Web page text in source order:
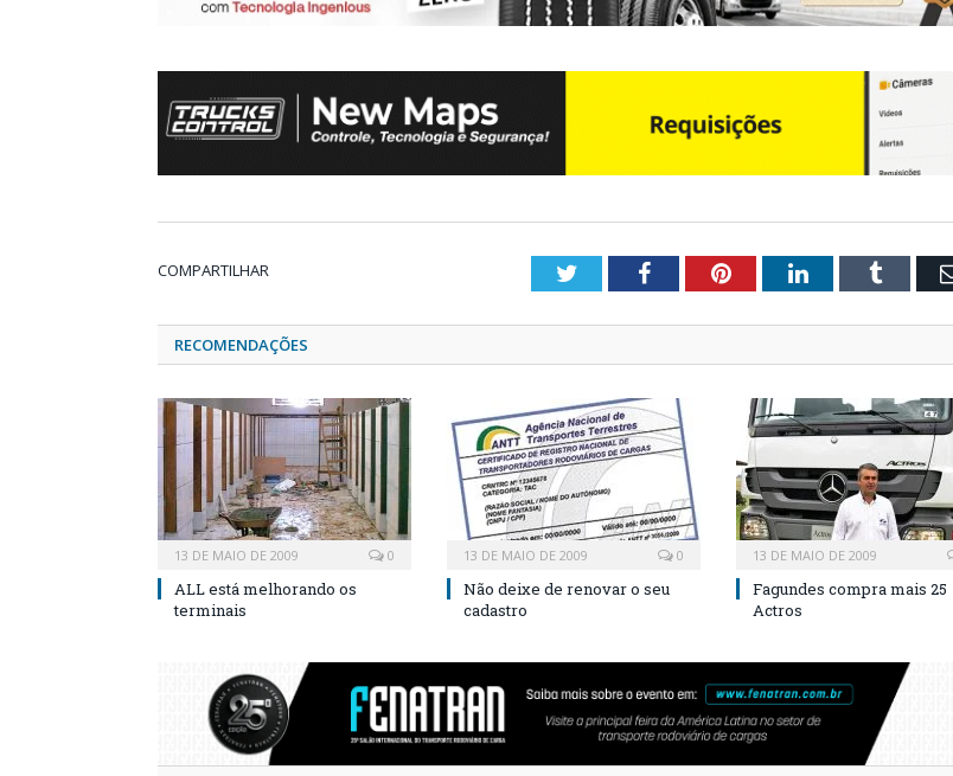
COMPARTILHAR TwitterFacebookPinterestLinkedInTumblr
RECOMENDAÇÕES
13 DE MAIO DE 2009 0
ALL está melhorando os
terminais
13 DE MAIO DE 2009 0
Não deixe de renovar o seu
cadastro
13 DE MAIO DE 2009
Fagundes compra mais 25
Actros